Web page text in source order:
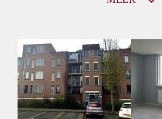
Huurtoeslag
Mogelijk
Inkomen eis
N.V.T.
Huurtermijn
Onbepaalde termijn